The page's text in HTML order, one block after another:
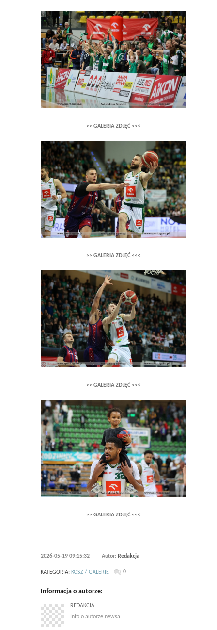
>> GALERIA ZDJĘĆ <<<
>> GALERIA ZDJĘĆ <<<
>> GALERIA ZDJĘĆ <<<
>> GALERIA ZDJĘĆ <<<
2026-05-19 09:15:32 Autor: Redakcja
KATEGORIA: KOSZ / GALERIE 0
Informacja o autorze:
REDAKCJA
Info o autorze newsa